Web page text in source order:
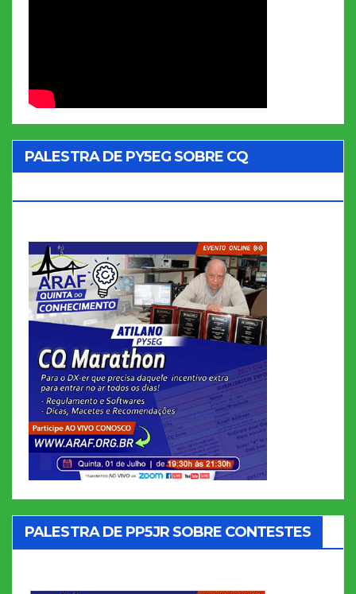
PALESTRA DE PY5EG SOBRE CQ
PALESTRA DE PP5JR SOBRE CONTESTES